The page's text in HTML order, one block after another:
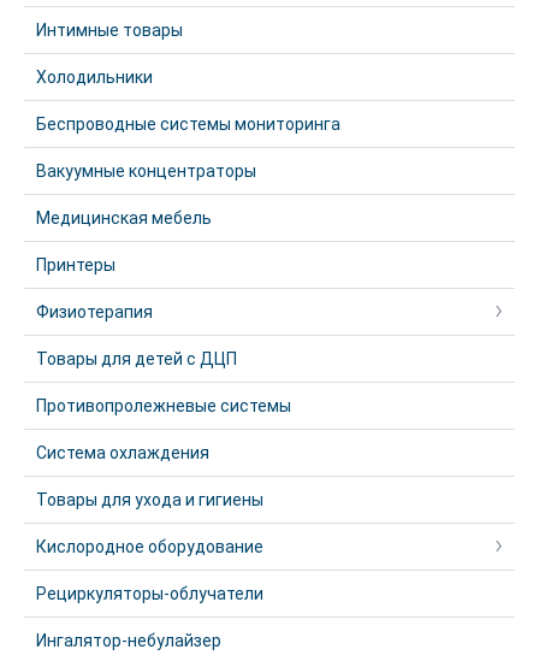
Интимные товары
Холодильники
Беспроводные системы мониторинга
Вакуумные концентраторы
Медицинская мебель
Принтеры
Физиотерапия
Товары для детей с ДЦП
Противопролежневые системы
Система охлаждения
Товары для ухода и гигиены
Кислородное оборудование
Рециркуляторы-облучатели
Ингалятор-небулайзер